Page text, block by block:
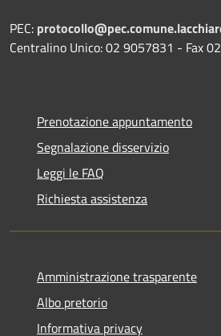
PEC:
Centralino Unico: 02 9057831 - Fax
Prenotazione appuntamento
Segnalazione disservizio
Leggi le FAQ
Richiesta assistenza
Amministrazione trasparente
Albo pretorio
Informativa privacy